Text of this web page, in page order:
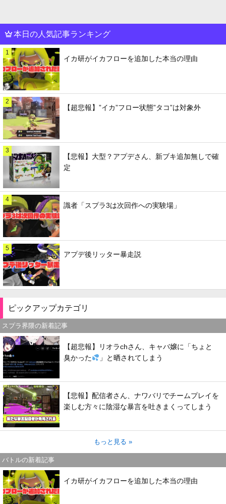
本日の人気記事ランキング
1
イカ研がイカフローを追加した本当の理由
2
【超悲報】”イカ”フロー状態”タコ”は対象外
3
【悲報】大型？アプデさん、新ブキ追加無しで確
定
4
識者「スプラ3は次回作への実験場」
5
アプデ後リッター暴走説
ピックアップカテゴリ
スプラ界隈の新着記事
【超悲報】リオラchさん、キャバ嬢に「ちょと
臭かった
」と晒されてしまう
【悲報】配信者さん、ナワバリでチームプレイを
楽しむ方々に陰湿な暴言を吐きまくってしまう
もっと見る »
バトルの新着記事
イカ研がイカフローを追加した本当の理由